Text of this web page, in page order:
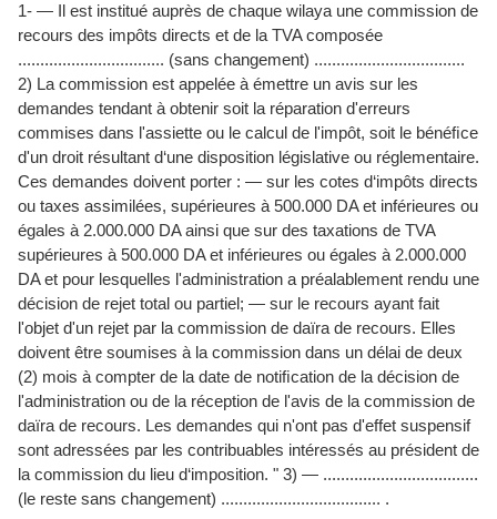
1- — Il est institué auprès de chaque wilaya une commission de
recours des impôts directs et de la TVA composée
................................. (sans changement) ..................................
2) La commission est appelée à émettre un avis sur les
demandes tendant à obtenir soit la réparation d'erreurs
commises dans l'assiette ou le calcul de l'impôt, soit le bénéﬁce
d'un droit résultant d‘une disposition législative ou réglementaire.
Ces demandes doivent porter : — sur les cotes d‘impôts directs
ou taxes assimilées, supérieures à 500.000 DA et inférieures ou
égales à 2.000.000 DA ainsi que sur des taxations de TVA
supérieures à 500.000 DA et inférieures ou égales à 2.000.000
DA et pour lesquelles l'administration a préalablement rendu une
décision de rejet total ou partiel; — sur le recours ayant fait
l'objet d'un rejet par la commission de daïra de recours. Elles
doivent être soumises à la commission dans un délai de deux
(2) mois à compter de la date de notiﬁcation de la décision de
l'administration ou de la réception de l'avis de la commission de
daïra de recours. Les demandes qui n'ont pas d'effet suspensif
sont adressées par les contribuables intéressés au président de
la commission du lieu d‘imposition. " 3) — ...................................
(le reste sans changement) .................................... .